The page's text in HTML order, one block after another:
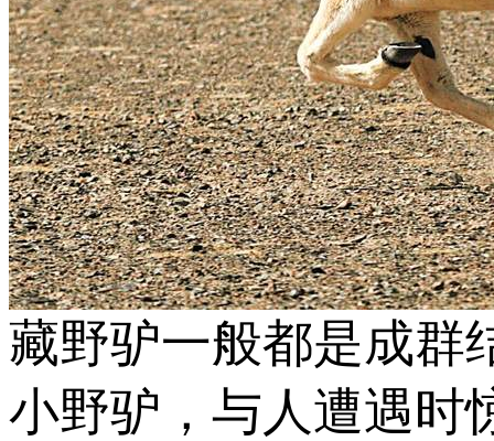
藏野驴一般都是成群
小野驴，与人遭遇时